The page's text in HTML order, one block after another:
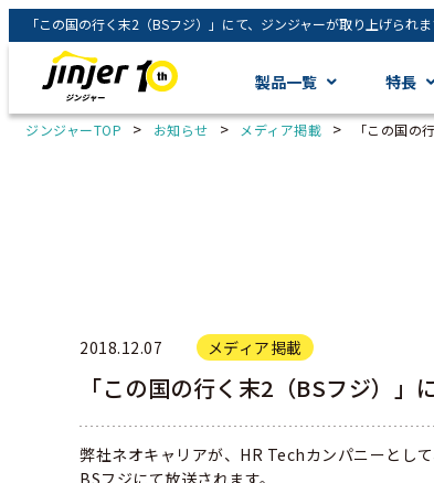
製品一覧 特長
ジンジャーTOP > お知らせ > メディア掲載 > 「この国の
2018.12.07 メディア掲載
「この国の行く末2（BSフジ）」
弊社ネオキャリアが、HR Techカンパニーとし
BSフジにて放送されます。